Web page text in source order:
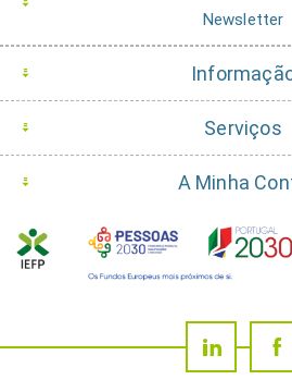
Newsletter
Serviços
A Minha